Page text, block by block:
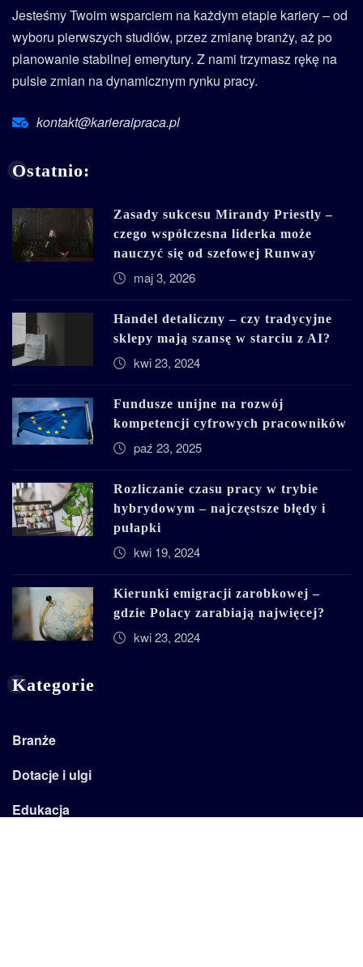
Jesteśmy Twoim wsparciem na każdym etapie kariery – od
wyboru pierwszych studiów, przez zmianę branży, aż po
planowanie stabilnej emerytury. Z nami trzymasz rękę na
pulsie zmian na dynamicznym rynku pracy.
kontakt@karieraipraca.pl
Ostatnio:
Zasady sukcesu Mirandy Priestly –
czego współczesna liderka może
nauczyć się od szefowej Runway
maj 3, 2026
Handel detaliczny – czy tradycyjne
sklepy mają szansę w starciu z AI?
kwi 23, 2024
Fundusze unijne na rozwój
kompetencji cyfrowych pracowników
paź 23, 2025
Rozliczanie czasu pracy w trybie
hybrydowym – najczęstsze błędy i
pułapki
kwi 19, 2024
Kierunki emigracji zarobkowej –
gdzie Polacy zarabiają najwięcej?
kwi 23, 2024
Kategorie
Branże
Dotacje i ulgi
Edukacja